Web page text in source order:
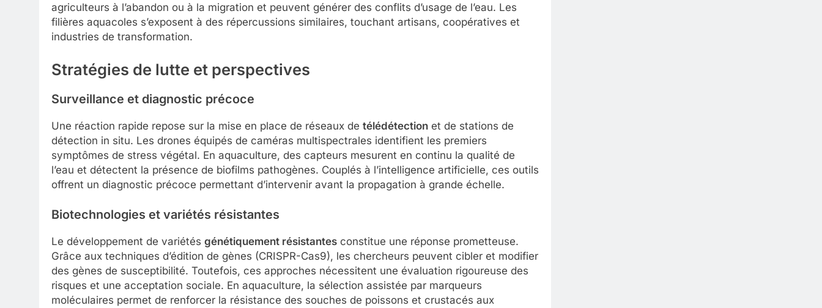
agriculteurs à l’abandon ou à la migration et peuvent générer des conflits d’usage de l’eau. Les
filières aquacoles s’exposent à des répercussions similaires, touchant artisans, coopératives et
industries de transformation.
Stratégies de lutte et perspectives
Surveillance et diagnostic précoce
Une réaction rapide repose sur la mise en place de réseaux de télédétection et de stations de
détection in situ. Les drones équipés de caméras multispectrales identifient les premiers
symptômes de stress végétal. En aquaculture, des capteurs mesurent en continu la qualité de
l’eau et détectent la présence de biofilms pathogènes. Couplés à l’intelligence artificielle, ces outils
offrent un diagnostic précoce permettant d’intervenir avant la propagation à grande échelle.
Biotechnologies et variétés résistantes
Le développement de variétés génétiquement résistantes constitue une réponse prometteuse.
Grâce aux techniques d’édition de gènes (CRISPR-Cas9), les chercheurs peuvent cibler et modifier
des gènes de susceptibilité. Toutefois, ces approches nécessitent une évaluation rigoureuse des
risques et une acceptation sociale. En aquaculture, la sélection assistée par marqueurs
moléculaires permet de renforcer la résistance des souches de poissons et crustacés aux